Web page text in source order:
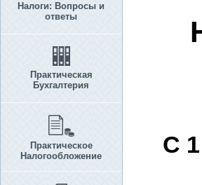
Налоги: Вопросы и
ответы
Практическая
Бухгалтерия
Практическое
Налогообложение
С